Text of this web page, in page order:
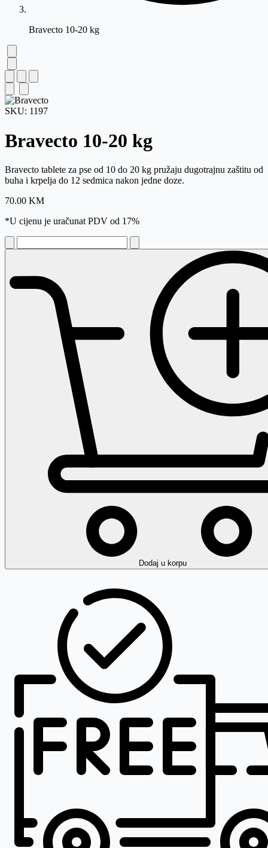
Bravecto 10-20 kg
SKU: 1197
Bravecto 10-20 kg
Bravecto tablete za pse od 10 do 20 kg pružaju dugotrajnu zaštitu od
buha i krpelja do 12 sedmica nakon jedne doze.
70.00 KM
*U cijenu je uračunat PDV od 17%
Dodaj u korpu